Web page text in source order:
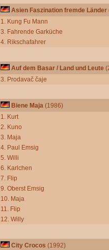
Asien Faszination fremde Länder
1. Kung Fu Mann
3. Fahrende Garküche
4. Rikschafahrer
Auf dem Basar / Land und Leute
3. Prodavač čaje
Biene Maja (1986)
1. Kurt
2. Kuno
3. Maja
4. Paul Emsig
5. Willi
6. Karlchen
7. Flip
9. Oberst Emsig
10. Maja
11. Flip
12. Willy
City Crocos (1992)